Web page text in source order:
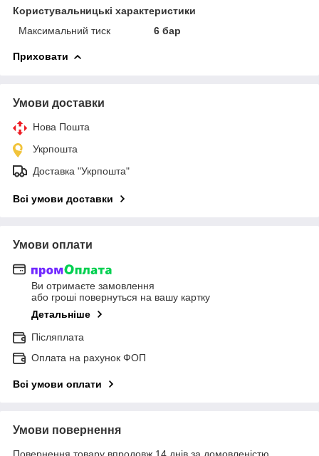
Користувальницькі характеристики
Максимальний тиск
6 бар
Приховати
Умови доставки
Нова Пошта
Укрпошта
Доставка "Укрпошта"
Всі умови доставки
Умови оплати
Ви отримаєте замовлення
або гроші повернуться на вашу картку
Детальніше
Післяплата
Оплата на рахунок ФОП
Всі умови оплати
Умови повернення